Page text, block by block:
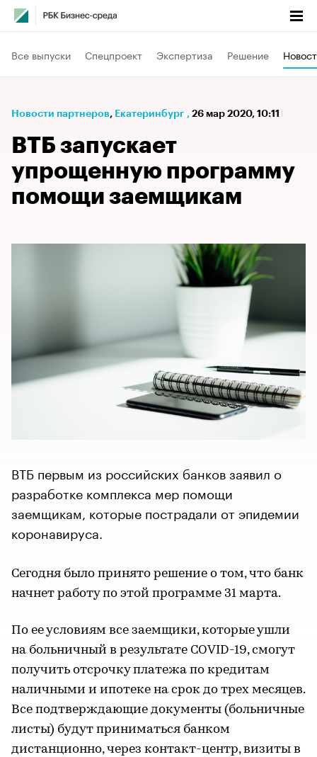
Все выпуски Спецпроект Экспертиза Решение
Новости партнеров⁠, Екатеринбург , 26 мар 2020, 10:11
ВТБ запускает
упрощенную программу
помощи заемщикам
ВТБ первым из российских банков заявил о
разработке комплекса мер помощи
заемщикам, которые пострадали от эпидемии
коронавируса.
Сегодня было принято решение о том, что банк
начнет работу по этой программе 31 марта.
По ее условиям все заемщики, которые ушли
на больничный в результате COVID-19, смогут
получить отсрочку платежа по кредитам
наличными и ипотеке на срок до трех месяцев.
Все подтверждающие документы (больничные
листы) будут приниматься банком
дистанционно, через контакт-центр, визиты в